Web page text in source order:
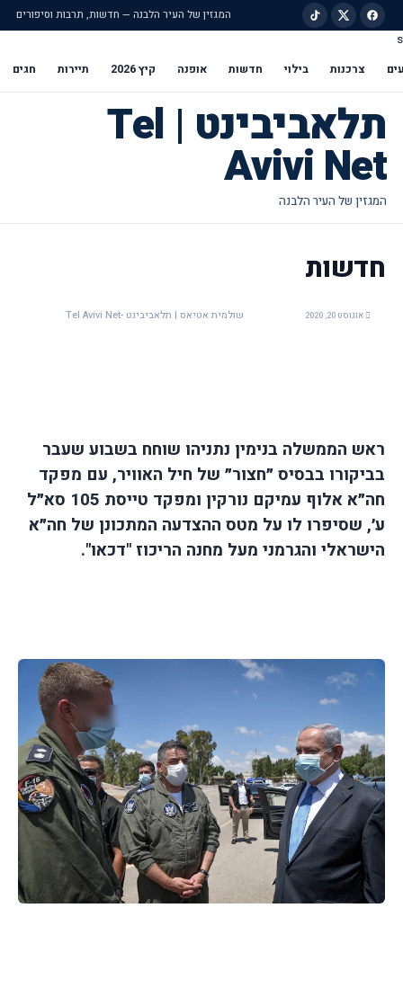
המגזין של העיר הלבנה — חדשות, תרבות וסיפורים
s
צרכנות בילוי חדשות אופנה קיץ 2026 תיירות חגים
תלאביבינט | Tel
Avivi Net
חדשות
אוגוסט 20, 2020 שולמית אטיאס | תלאביבינט -Tel Avivi Net
ראש הממשלה בנימין נתניהו שוחח בשבוע שעבר
בביקורו בבסיס ״חצור״ של חיל האוויר, עם מפקד
חה״א אלוף עמיקם נורקין ומפקד טייסת 105 סא״ל
ע׳, שסיפרו לו על מטס ההצדעה המתכונן של חה״א
הישראלי והגרמני מעל מחנה הריכוז "דכאו".